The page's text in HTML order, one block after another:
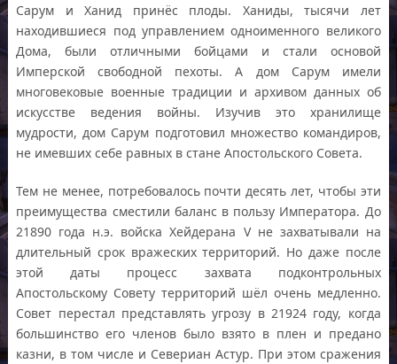
Сарум и Ханид принёс плоды. Ханиды, тысячи лет
находившиеся под управлением одноименного великого
Дома, были отличными бойцами и стали основой
Имперской свободной пехоты. А дом Сарум имели
многовековые военные традиции и архивом данных об
искусстве ведения войны. Изучив это хранилище
мудрости, дом Сарум подготовил множество командиров,
не имевших себе равных в стане Апостольского Совета.
Тем не менее, потребовалось почти десять лет, чтобы эти
преимущества сместили баланс в пользу Императора. До
21890 года н.э. войска Хейдерана V не захватывали на
длительный срок вражеских территорий. Но даже после
этой даты процесс захвата подконтрольных
Апостольскому Совету территорий шёл очень медленно.
Совет перестал представлять угрозу в 21924 году, когда
большинство его членов было взято в плен и предано
казни, в том числе и Севериан Астур. При этом сражения